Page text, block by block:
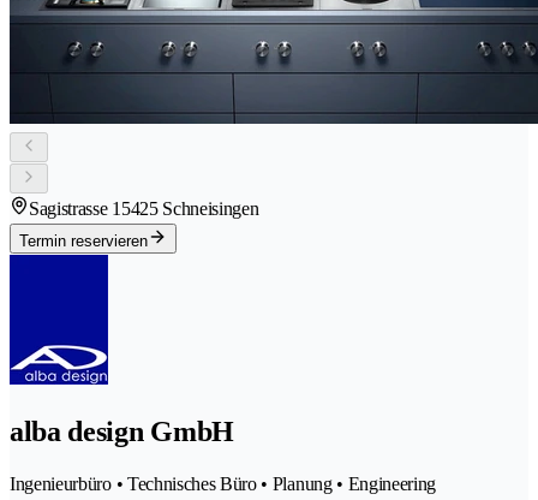
Sagistrasse 1 5425 Schneisingen
Termin reservieren
alba design GmbH
Ingenieurbüro • Technisches Büro • Planung • Engineering